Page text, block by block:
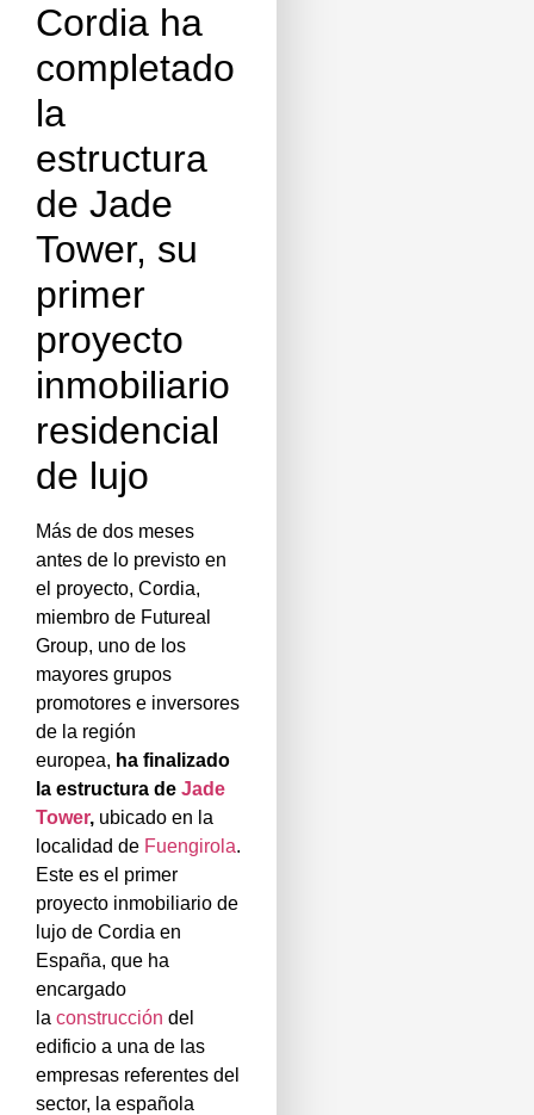
Cordia ha
completado
la
estructura
de Jade
Tower, su
primer
proyecto
inmobiliario
residencial
de lujo
Más de dos meses
antes de lo previsto en
el proyecto, Cordia,
miembro de Futureal
Group, uno de los
mayores grupos
promotores e inversores
de la región
europea, ha finalizado
la estructura de Jade
Tower, ubicado en la
localidad de Fuengirola.
Este es el primer
proyecto inmobiliario de
lujo de Cordia en
España, que ha
encargado
la construcción del
edificio a una de las
empresas referentes del
sector, la española